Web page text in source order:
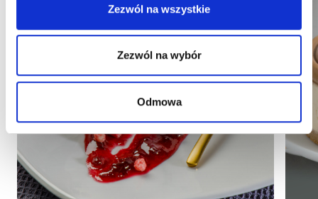
Zezwól na wszystkie
Zezwól na wybór
Odmowa